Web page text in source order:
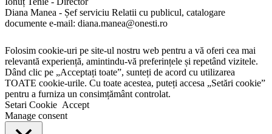
Diana Manea - Șef serviciu Relatii cu publicul, catalogare
documente e-mail: diana.manea@onesti.ro
Folosim cookie-uri pe site-ul nostru web pentru a vă oferi cea mai
relevantă experiență, amintindu-vă preferințele și repetând vizitele.
Dând clic pe „Acceptați toate”, sunteți de acord cu utilizarea
TOATE cookie-urile. Cu toate acestea, puteți accesa „Setări cookie”
pentru a furniza un consimțământ controlat.
Setari Cookie Accept
Manage consent